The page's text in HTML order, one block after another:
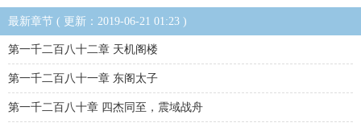
最新章节 ( 更新：2019-06-21 01:23 )
第一千二百八十二章 天机阁楼
第一千二百八十一章 东阁太子
第一千二百八十章 四杰同至，震域战舟